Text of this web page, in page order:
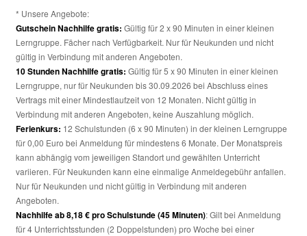
* Unsere Angebote:
Gutschein Nachhilfe gratis: Gültig für 2 x 90 Minuten in einer kleinen
Lerngruppe. Fächer nach Verfügbarkeit. Nur für Neukunden und nicht
gültig in Verbindung mit anderen Angeboten.
10 Stunden Nachhilfe gratis: Gültig für 5 x 90 Minuten in einer kleinen
Lerngruppe, nur für Neukunden bis 30.09.2026 bei Abschluss eines
Vertrags mit einer Mindestlaufzeit von 12 Monaten. Nicht gültig in
Verbindung mit anderen Angeboten, keine Auszahlung möglich.
Ferienkurs: 12 Schulstunden (6 x 90 Minuten) in der kleinen Lerngruppe
für 0,00 Euro bei Anmeldung für mindestens 6 Monate. Der Monatspreis
kann abhängig vom jeweiligen Standort und gewählten Unterricht
variieren. Für Neukunden kann eine einmalige Anmeldegebühr anfallen.
Nur für Neukunden und nicht gültig in Verbindung mit anderen
Angeboten.
Nachhilfe ab 8,18 € pro Schulstunde (45 Minuten): Gilt bei Anmeldung
für 4 Unterrichtsstunden (2 Doppelstunden) pro Woche bei einer